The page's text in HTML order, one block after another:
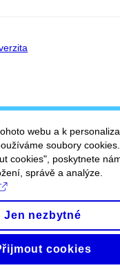
webu a k
soubory
cookies", poskytnete
správě a analýze.
Jen nezbytné
cookies